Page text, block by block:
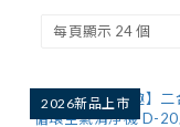
2026新品上市